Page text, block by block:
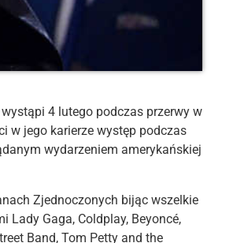
4 lutego podczas przerwy w
w jego karierze występ podczas
wydarzeniem amerykańskiej
Zjednoczonych bijąc wszelkie
Lady Gaga, Coldplay, Beyoncé,
Band, Tom Petty and the